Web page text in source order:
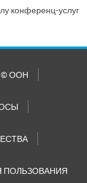
конференц-услуг
© ООН
ПОЛЬЗОВАНИЯ